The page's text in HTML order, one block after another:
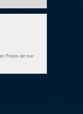
Fotos ist nur